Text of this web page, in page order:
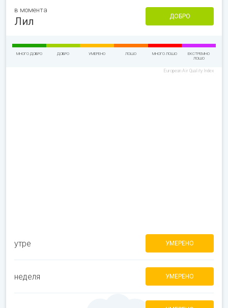
в момента
Лил ДОБРО
МНОГО ДОБРО ДОБРО УМЕРЕНО ЛОШО МНОГО ЛОШО
ЕКСТРЕМНО
ЛОШО
European Air Quality Index
утре УМЕРЕНО
неделя УМЕРЕНО